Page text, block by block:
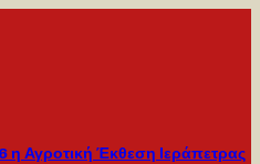
Αγροτική Έκθεση Ιεράπετρας